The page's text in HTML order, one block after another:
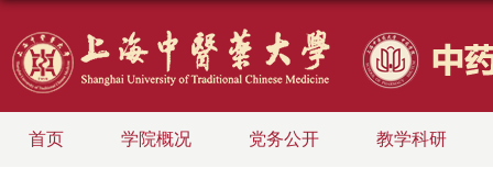
首页 学院概况 党务公开 教学科研